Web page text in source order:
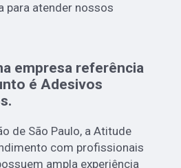
para atender nossos
empresa referência
éAdesivos
.
de São Paulo, a Atitude
com profissionais
ampla experiência